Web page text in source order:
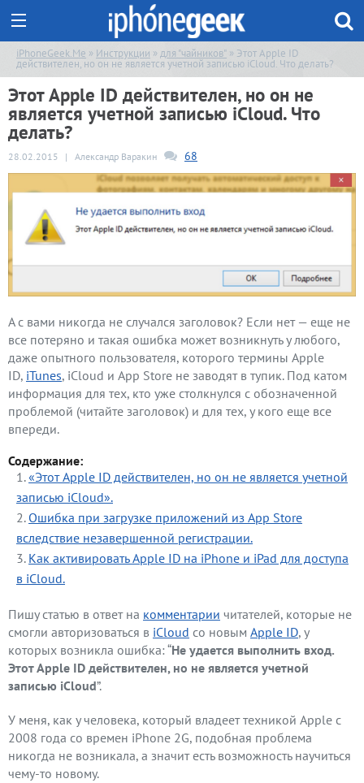
iPhoneGeek.Me » Инструкции »для "чайников" » Этот Apple ID
действителен, но он не является учетной записью iCloud. Что делать?
Этот Apple ID действителен, но он не
является учетной записью iCloud. Что
делать?
28.02.2015 | Александр Варакин 68
А с вами никогда не случался заголовок? Если нет — еще не
все потеряно и такая ошибка может возникнуть у любого,
даже опытного пользователя, которого термины Apple
ID, iTunes, iCloud и App Store не заводят в тупик. Под катом
информация для тех, кто уже столкнулся с обозначенной
проблемой (читайте заголовок) и для тех, у кого еще все
впереди.
Содержание:
«Этот Apple ID действителен, но он не является учетной
записью iCloud».
Ошибка при загрузке приложений из App Store
вследствие незавершенной регистрации.
Как активировать Apple ID на iPhone и iPad для доступа
в iCloud.
Пишу статью в ответ на комментарии читателей, которые не
смогли авторизоваться в iCloud со новым Apple ID, у
которых возникла ошибка: “Не удается выполнить вход.
Этот Apple ID действителен, но не является учетной
записью iCloud”.
У меня, как у человека, который владеет техникой Apple с
2008 года со времен iPhone 2G, подобная проблема
никогда не возникала, а значит есть возможность научиться
чему-то новому.